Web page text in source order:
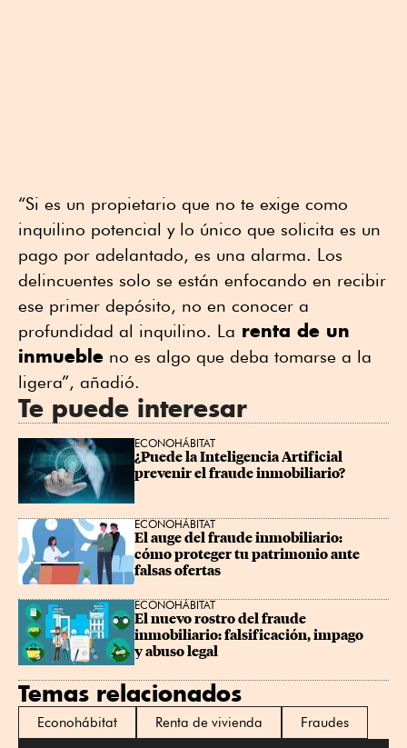
“Si es un propietario que no te exige como
inquilino potencial y lo único que solicita es un
pago por adelantado, es una alarma. Los
delincuentes solo se están enfocando en recibir
ese primer depósito, no en conocer a
profundidad al inquilino. La renta de un
inmueble no es algo que deba tomarse a la
ligera”, añadió.
Te puede interesar
ECONOHÁBITAT
¿Puede la Inteligencia Artificial
prevenir el fraude inmobiliario?
ECONOHÁBITAT
El auge del fraude inmobiliario:
cómo proteger tu patrimonio ante
falsas ofertas
ECONOHÁBITAT
El nuevo rostro del fraude
inmobiliario: falsificación, impago
y abuso legal
Temas relacionados
Econohábitat Renta de vivienda Fraudes